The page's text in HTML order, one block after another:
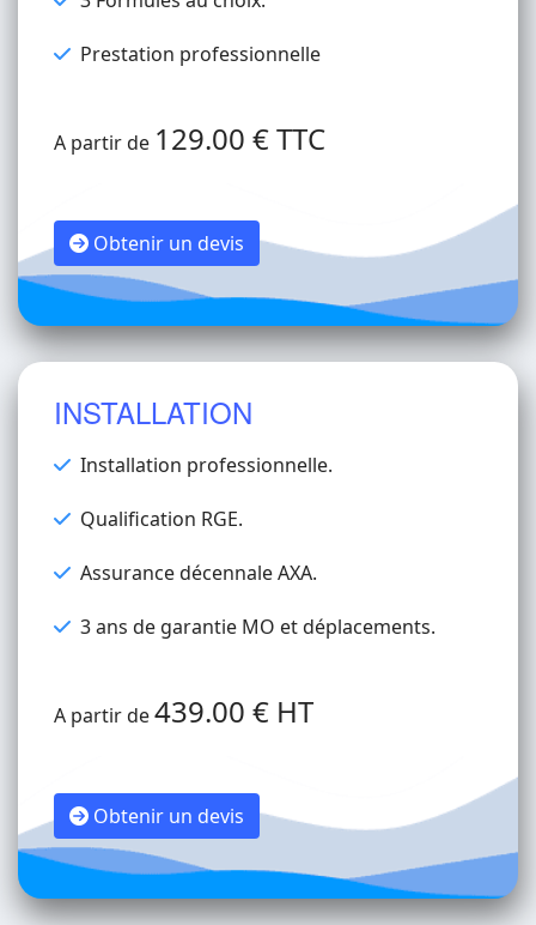
Prestation professionnelle
A partir de 129.00 € TTC
Obtenir un devis
INSTALLATION
Installation professionnelle.
Qualification RGE.
Assurance décennale AXA.
3 ans de garantie MO et déplacements.
A partir de439.00 € HT
Obtenir un devis